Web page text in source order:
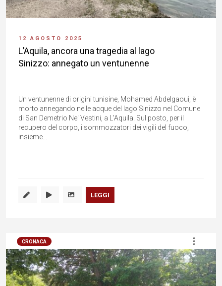
12 AGOSTO 2025
L’Aquila, ancora una tragedia al lago
Sinizzo: annegato un ventunenne
Un ventunenne di origini tunisine, Mohamed Abdelgaoui, è
morto annegando nelle acque del lago Sinizzo nel Comune
di San Demetrio Ne' Vestini, a L'Aquila. Sul posto, per il
recupero del corpo, i sommozzatori dei vigili del fuoco,
insieme...
LEGGI
CRONACA